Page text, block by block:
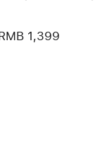
1,399